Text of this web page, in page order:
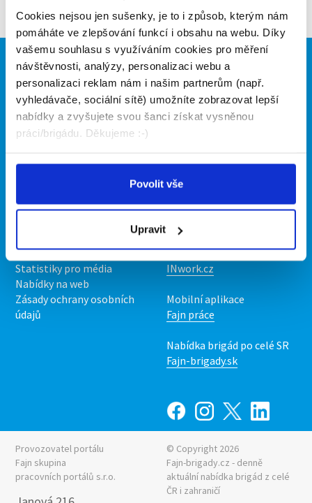
Cookies nejsou jen sušenky, je to i způsob, kterým nám
pomáháte ve zlepšování funkcí i obsahu na webu. Díky
vašemu souhlasu s využíváním cookies pro měření
návštěvnosti, analýzy, personalizaci webu a
personalizaci reklam nám i našim partnerům (např.
vyhledávače, sociální sítě) umožníte zobrazovat lepší
nabídky a zvyšujete svou šanci získat vysněnou
práci/brigádu. Děkujeme :-)
Povolit vše
Upravit
Brigádníci
Články
Hledané brigády
Firmy
Vložit inzerát
Ceník
Kontakt
Upravit předvolby cookies
Statistiky pro média
Nabídky na web
Zásady ochrany osobních
údajů
Naše další projekty
Mobilní aplikace
Nabídka práce z celé ČR
INwork.cz
Mobilní aplikace
Fajn práce
Nabídka brigád po celé SR
Fajn-brigady.sk
Provozovatel portálu
Fajn skupina
pracovních portálů s.r.o.
© Copyright 2026
Fajn-brigady.cz - denně
aktuální nabídka brigád z celé
ČR i zahraničí